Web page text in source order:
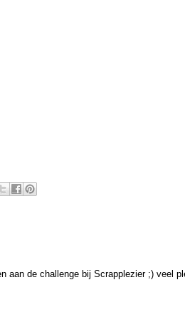
aan de challenge bij Scrapplezier ;) veel